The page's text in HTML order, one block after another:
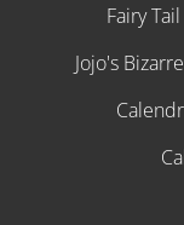
Fairy
Jojo's